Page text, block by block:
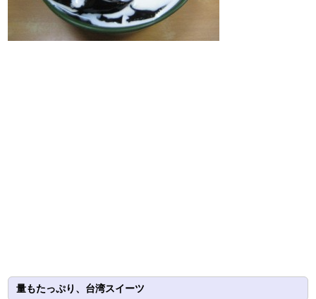
量もたっぷり、台湾スイーツ